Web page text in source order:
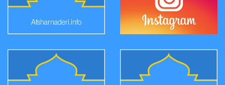
Afsharnaderi.info